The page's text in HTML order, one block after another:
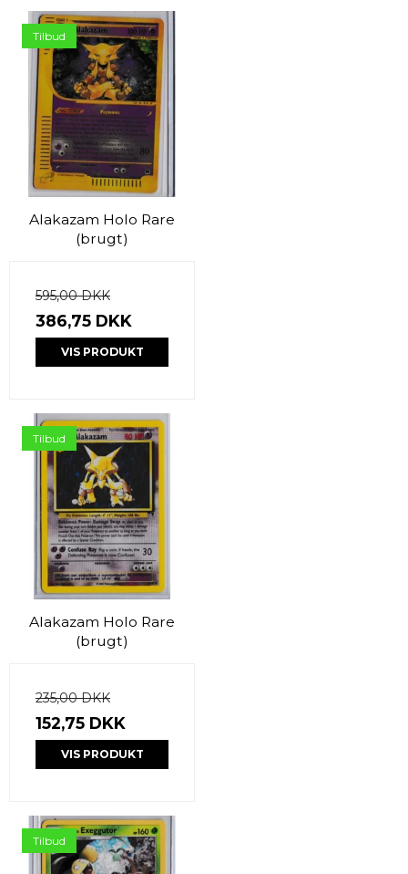
Tilbud
Alakazam Holo Rare
(brugt)
595,00 DKK
386,75 DKK
VIS PRODUKT
Tilbud
Alakazam Holo Rare
(brugt)
235,00 DKK
152,75 DKK
VIS PRODUKT
Tilbud